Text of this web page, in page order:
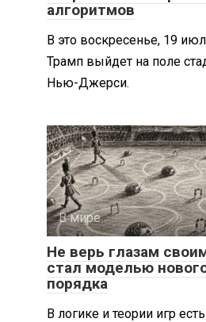
алгоритмов
В это воскресенье, 19
Трамп выйдет на поле
Нью-Джерси.
В мире
Не верь глазам
стал моделью
порядка
В логике и теории игр